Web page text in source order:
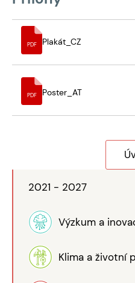
2021 - 2027
Výzkum a
Klima a životní
PDF Plakát_CZ
PDF Poster_AT